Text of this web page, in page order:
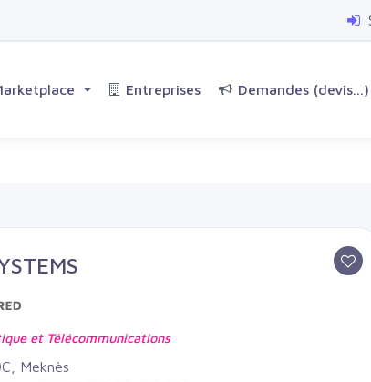
Entreprises Demandes (devis...)
et Télécommunications
Meknès